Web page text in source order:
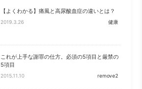
【よくわかる】痛風と高尿酸血症の違いとは？
2019.3.26 健康
これが上手な謝罪の仕方。必須の5項目と厳禁の
5項目
2015.11.10 remove2